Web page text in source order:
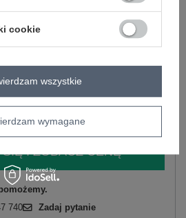
- +
wszystkie kolory (+1)
I ZOBACZ CENĘ
740 Zadaj pytanie
cookie
wymagane
wszystkie